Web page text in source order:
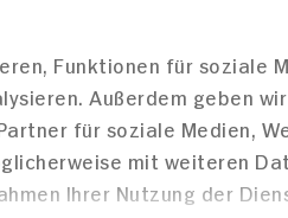
Funktionen für soziale
Außerdem geben wir
für soziale Medien,
mit weiteren
Ihrer Nutzung der
Ski-Salat
90 min